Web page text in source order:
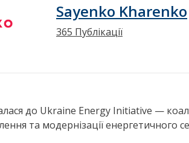
Sayenko Kharenko
365 Публікації
до Ukraine Energy Initiative —
та модернізації енергетичного